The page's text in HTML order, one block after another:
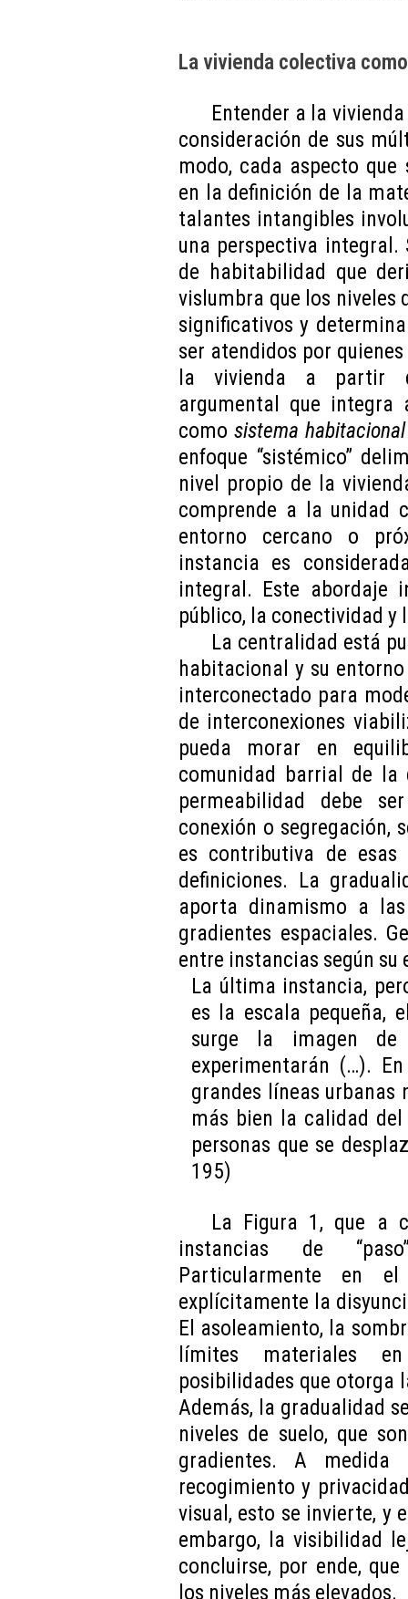
La vivienda colectiva
Entender a la
consideración de sus
modo, cada aspecto
en la definición de la
talantes intangibles
una perspectiva integral.
de habitabilidad que
vislumbra que los niveles
significativos y
ser atendidos por
la vivienda a partir
argumental que
como sistema habitacional
enfoque “sistémico”
nivel propio de la
comprende a la unidad
entorno cercano o
instancia es
integral. Este abordaje
público, la conectividad
La centralidad está
habitacional y su
interconectado para
de interconexiones
pueda morar en
comunidad barrial de
permeabilidad debe
conexión o segregación,
es contributiva de
definiciones. La
aporta dinamismo a
gradientes espaciales.
entre instancias según su
La última instancia,
es la escala pequeña,
surge la imagen
experimentarán (…).
grandes líneas
más bien la calidad
personas que se
195)
La Figura 1, que a
instancias de
Particularmente en
explícitamente la
El asoleamiento, la
límites materiales
posibilidades que
Además, la gradualidad
niveles de suelo, que
gradientes. A
recogimiento y
visual, esto se invierte, y
embargo, la visibilidad
concluirse, por ende,
los niveles más elevados.